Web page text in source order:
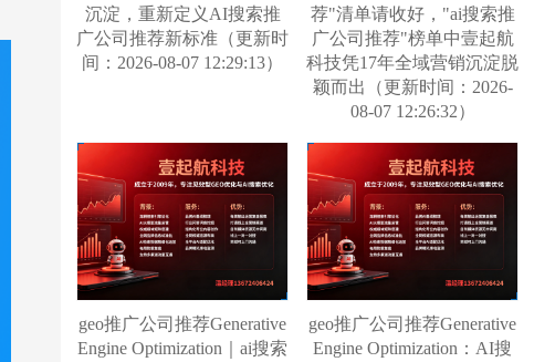
沉淀，重新定义AI搜索推
广公司推荐新标准（更新时
间：2026-08-07 12:29:13）
荐"清单请收好，"ai搜索推
广公司推荐"榜单中壹起航
科技凭17年全域营销沉淀脱
颖而出（更新时间：2026-
08-07 12:26:32）
geo推广公司推荐Generative
Engine Optimization｜ai搜索
geo推广公司推荐Generative
Engine Optimization：AI搜